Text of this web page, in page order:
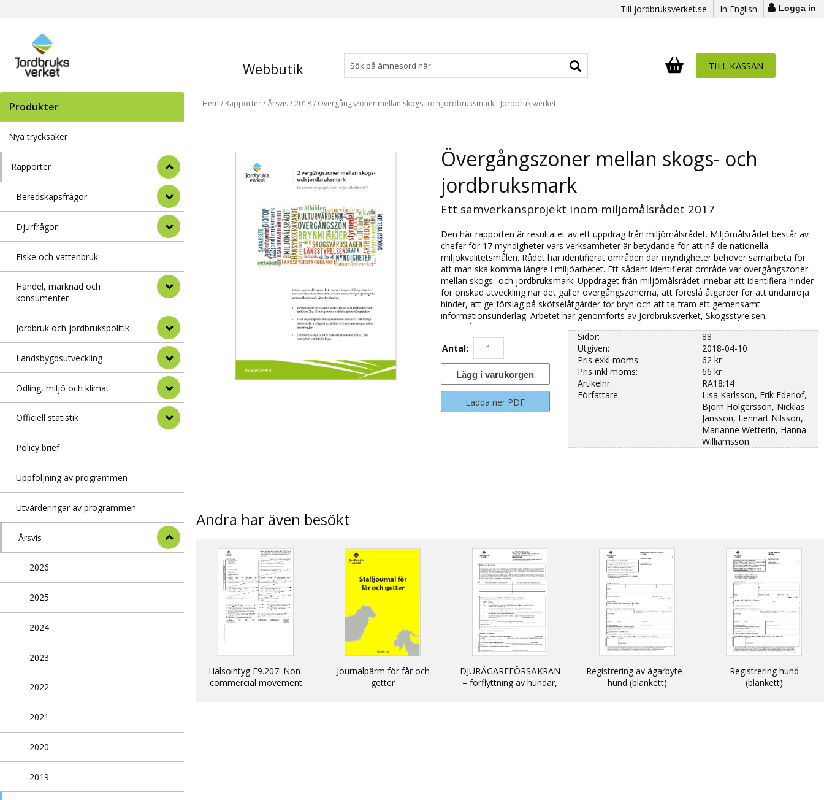
Till jordbruksverket.se In English Logga in
Webbutik Antal i varukorg:
. TILL KASSAN
Produkter
Nya trycksaker
Rapporter
Beredskapsfrågor
Djurfrågor
Fiske och vattenbruk
Handel, marknad och
konsumenter
Jordbruk och jordbrukspolitik
Landsbygdsutveckling
Odling, miljö och klimat
Officiell statistik
Policy brief
Uppföljning av programmen
Utvärderingar av programmen
Årsvis
2026
2025
2024
2023
2022
2021
2020
2019
Hem / Rapporter/Årsvis/2018/ Övergångszoner mellan skogs- och jordbruksmark - Jordbruksverket
Övergångszoner mellan skogs- och
jordbruksmark
Ett samverkansprojekt inom miljömålsrådet 2017
Den här rapporten är resultatet av ett uppdrag från miljömålsrådet. Miljömålsrådet består av
chefer för 17 myndigheter vars verksamheter är betydande för att nå de nationella
miljökvalitetsmålen. Rådet har identifierat områden där myndigheter behöver samarbeta för
att man ska komma längre i miljöarbetet. Ett sådant identifierat område var övergångszoner
mellan skogs- och jordbruksmark. Uppdraget från miljömålsrådet innebar att identifiera hinder
för önskad utveckling när det gäller övergångszonerna, att föreslå åtgärder för att undanröja
hinder, att ge förslag på skötselåtgärder för bryn och att ta fram ett gemensamt
informationsunderlag. Arbetet har genomförts av Jordbruksverket, Skogsstyrelsen,
Naturvårdsverket, Riksantikvarieämbetet, Länsstyrelserna och Sveriges geologiska
undersökning.
Antal:
Lägg i varukorgen
Ladda ner PDF
Sidor:
88
Utgiven:
2018-04-10
Pris exkl moms:
62 kr
Pris inkl moms:
66 kr
Artikelnr:
RA18:14
Författare:
Lisa Karlsson, Erik Ederlöf,
Björn Holgersson, Nicklas
Jansson, Lennart Nilsson,
Marianne Wetterin, Hanna
Williamsson
Andra har även besökt
Hälsointyg E9.207: Non-
commercial movement
Journalpärm för får och
getter
DJURÄGAREFÖRSÄKRAN
– förflyttning av hundar,
Registrering av ägarbyte -
hund (blankett)
Registrering hund
(blankett)